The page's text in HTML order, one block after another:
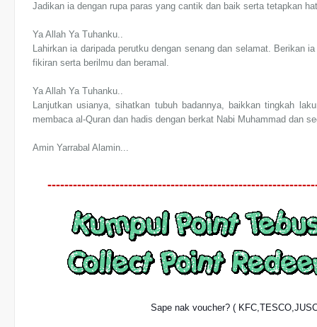
Jadikan ia dengan rupa paras yang cantik dan baik serta tetapkan
Ya Allah Ya Tuhanku..
Lahirkan ia daripada perutku dengan senang dan selamat. Berikan
fikiran serta berilmu dan beramal.
Ya Allah Ya Tuhanku..
Lanjutkan usianya, sihatkan tubuh badannya, baikkan tingkah
membaca al-Quran dan hadis dengan berkat Nabi Muhammad dan
Amin Yarrabal Alamin...
Sape nak voucher? (